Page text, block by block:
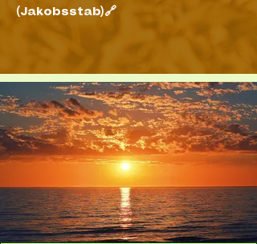
(Jakobsstab)🔗